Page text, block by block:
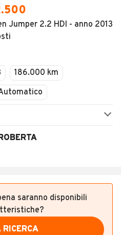
Jumper 2.2 HDI - anno 2013
186.000 km
saranno disponibili
RICERCA